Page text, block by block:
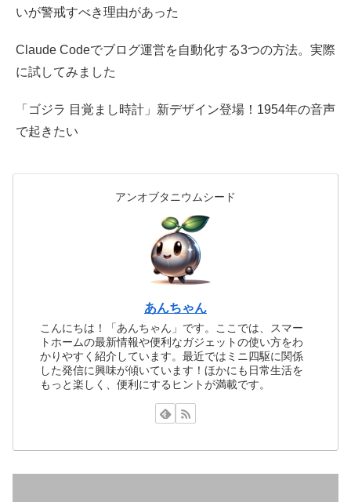
いが警戒すべき理由があった
Claude Codeでブログ運営を自動化する3つの方法。実際
に試してみました
「ゴジラ 目覚まし時計」新デザイン登場！1954年の音声
で起きたい
アンオブタニウムシード
あんちゃん
こんにちは！「あんちゃん」です。ここでは、スマー
トホームの最新情報や便利なガジェットの使い方をわ
かりやすく紹介しています。最近ではミニ四駆に関係
した発信に興味が傾いています！ほかにも日常生活を
もっと楽しく、便利にするヒントが満載です。